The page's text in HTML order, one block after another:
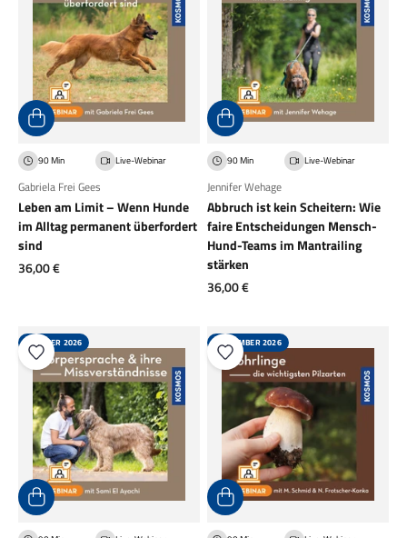
90 Min Live-Webinar
Gabriela Frei Gees
Leben am Limit – Wenn Hunde
im Alltag permanent überfordert
sind
Angebot
36,00 €
90 Min Live-Webinar
Jennifer Wehage
Abbruch ist kein Scheitern: Wie
faire Entscheidungen Mensch-
Hund-Teams im Mantrailing
stärken
Angebot
36,00 €
OKTOBER 2026 SEPTEMBER 2026